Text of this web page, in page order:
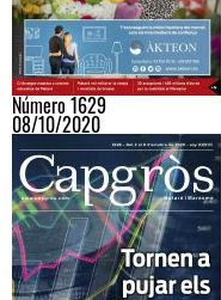
Número 1629
08/10/2020